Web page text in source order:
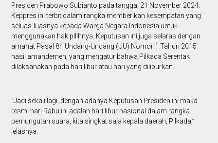
Presiden Prabowo Subianto pada tanggal 21 November 2024.
Keppres ini terbit dalam rangka memberikan kesempatan yang
seluas-luasnya kepada Warga Negara Indonesia untuk
menggunakan hak pilihnya. Keputusan ini juga selaras dengan
amanat Pasal 84 Undang-Undang (UU) Nomor 1 Tahun 2015
hasil amandemen, yang mengatur bahwa Pilkada Serentak
dilaksanakan pada hari libur atau hari yang diliburkan.
“Jadi sekali lagi, dengan adanya Keputusan Presiden ini maka
resmi hari Rabu ini adalah hari libur nasional dalam rangka
pemungutan suara, kita singkat saja kepala daerah, Pilkada,”
jelasnya.